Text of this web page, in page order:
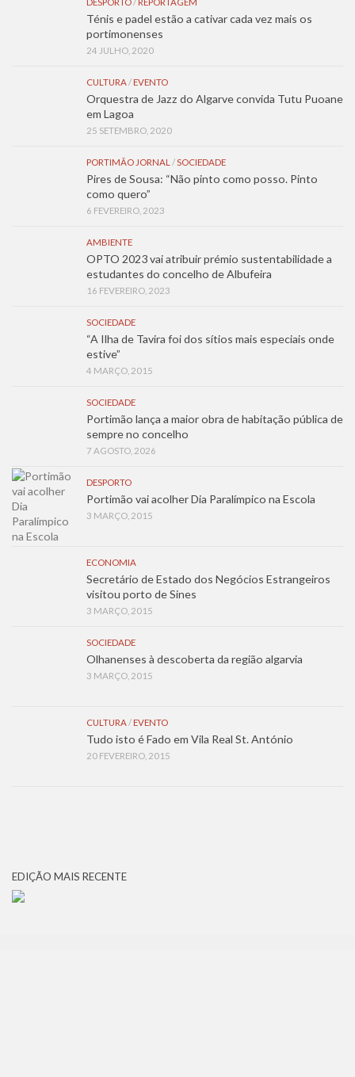
Ténis e padel estão a cativar cada vez mais os
portimonenses
24 JULHO, 2020
CULTURA/ EVENTO
Orquestra de Jazz do Algarve convida Tutu Puoane
em Lagoa
25 SETEMBRO, 2020
PORTIMÃO JORNAL /SOCIEDADE
Pires de Sousa: “Não pinto como posso. Pinto
como quero”
6 FEVEREIRO, 2023
AMBIENTE
OPTO 2023 vai atribuir prémio sustentabilidade a
estudantes do concelho de Albufeira
16 FEVEREIRO, 2023
SOCIEDADE
“A Ilha de Tavira foi dos sítios mais especiais onde
estive”
4 MARÇO, 2015
SOCIEDADE
Portimão lança a maior obra de habitação pública de
sempre no concelho
7 AGOSTO, 2026
DESPORTO
Portimão vai acolher Dia Paralímpico na Escola
3 MARÇO, 2015
ECONOMIA
Secretário de Estado dos Negócios Estrangeiros
visitou porto de Sines
3 MARÇO, 2015
SOCIEDADE
Olhanenses à descoberta da região algarvia
3 MARÇO, 2015
CULTURA/ EVENTO
Tudo isto é Fado em Vila Real St. António
20 FEVEREIRO, 2015
EDIÇÃO MAIS RECENTE